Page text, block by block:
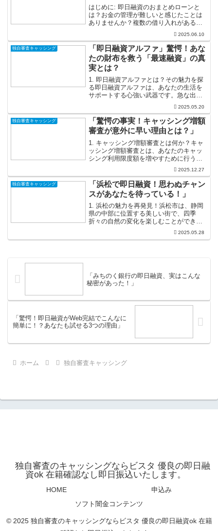
はじめに: 即日融資のおまとめローンと
は？お金の管理が難しいと感じたことは
ありませんか？複数の借り入れがある
と、返済日や金額を忘れてしまいがち。
そんな時に頼りになるのが「おまとめロ
ーン」です。特に「即日融資」で実現で
きるおまとめローンは、あ...
2025.06.10
独自審査キャッシング
「即日融資アルファ」驚愕！あな
たの財布を救う「最速融資」の真
実とは？
1. 即日融資アルファとは？その魅力を探
る即日融資アルファは、あなたの生活を
サポートする心強い武器です。急な出費
があなたの前に立ちはだかるとき、その
ストレスを軽減するための方法が必要で
す。例えば、思わぬ病院の請求書や、車
の急なトラブル、また...
2025.05.20
独自審査キャッシング
「驚愕の事実！キャッシング増額
審査が意外に早い理由とは？」
1. キャッシング増額審査とは何か？キャ
ッシング増額審査とは、あなたのキャッ
シング利用限度額を増やすために行う審
査のことです。たとえば、今までの限度
額で生活していると、急な出費や夢の実
現がなかなか難しいことがありますよ
ね。しかし、この増額審...
2025.12.27
独自審査キャッシング
「浜松で即日融資！思わぬチャン
スがあなたを待っている！」
1. 浜松の魅力を再発見！浜松市は、静岡
県の中部に位置する美しい街で、四季
折々の自然の変化を楽しむことができる
魅力的な場所です。春になると、街中が
2025.05.28
「みちのく銀行の即日融資、実はこんな
秘密があった！」
「驚愕！即日融資がWeb完結でこんなに
簡単に！？あなたも試せる3つの理由」
ホーム 独自審査キャッシング
独自審査のキャッシングならビスタ 優良の即日融
資ok 在籍確認なし即日振込いたします。
HOME
申込み
ソフト闇金コンテンツ
© 2025 独自審査のキャッシングならビスタ 優良の即日融資ok 在籍